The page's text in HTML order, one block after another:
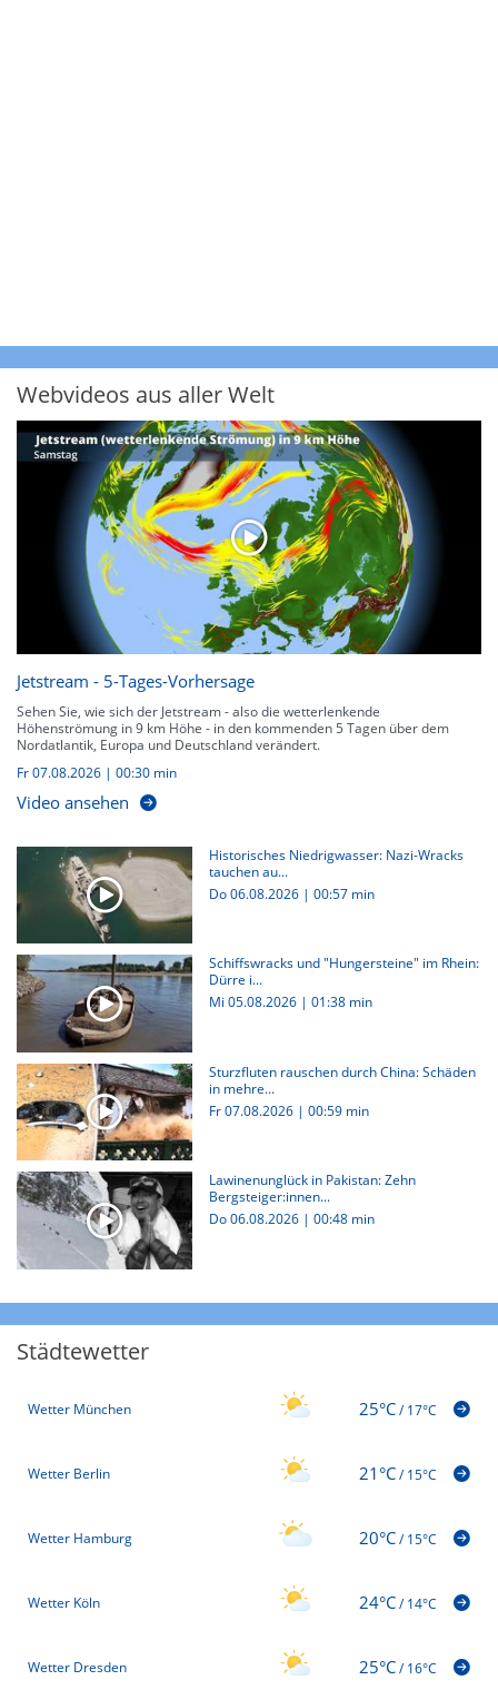
Webvideos aus aller Welt
Jetstream - 5-Tages-Vorhersage
Sehen Sie, wie sich der Jetstream - also die wetterlenkende
Höhenströmung in 9 km Höhe - in den kommenden 5 Tagen über dem
Nordatlantik, Europa und Deutschland verändert.
Fr 07.08.2026 | 00:30 min
Video ansehen
Historisches Niedrigwasser: Nazi-Wracks
tauchen au...
Do 06.08.2026 |00:57 min
Schiffswracks und "Hungersteine" im Rhein:
Dürre i...
Mi 05.08.2026 |01:38 min
Sturzfluten rauschen durch China: Schäden
in mehre...
Fr 07.08.2026 |00:59 min
Lawinenunglück in Pakistan: Zehn
Bergsteiger:innen...
Do 06.08.2026 |00:48 min
Städtewetter
Wetter München 25°C/17°C
Wetter Berlin 21°C/15°C
Wetter Hamburg 20°C/15°C
Wetter Köln 24°C/14°C
Wetter Dresden 25°C/16°C